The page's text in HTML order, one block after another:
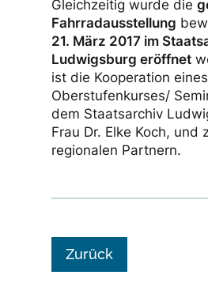
Gleichzeitig wurde die
Fahrradausstellung
21. März 2017 im
Ludwigsburg eröffnet
ist die Kooperation
Oberstufenkurses/
dem Staatsarchiv
Frau Dr. Elke Koch, und
regionalen Partnern.
Zurück